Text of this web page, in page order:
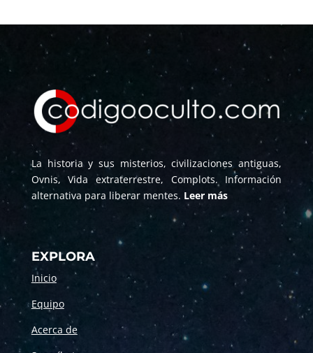
La historia y sus misterios, civilizaciones antiguas,
Ovnis, Vida extraterrestre, Complots. Información
alternativa para liberar mentes. Leer más
EXPLORA
Inicio
Equipo
Acerca de